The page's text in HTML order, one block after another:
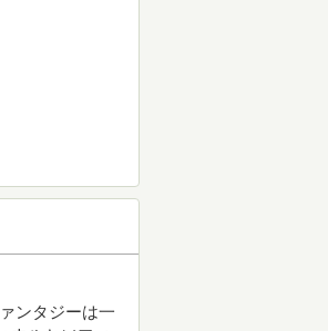
ンタジーは一